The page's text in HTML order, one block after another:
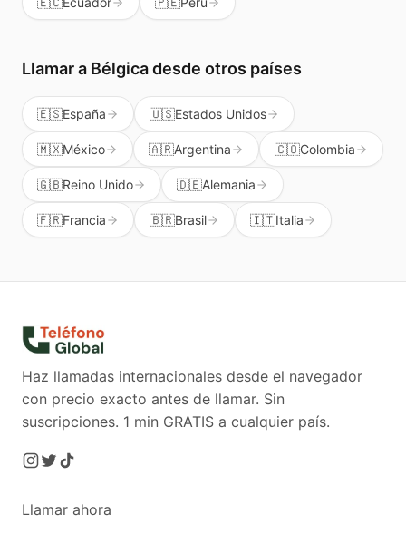
Llamar a Bélgicadesde otros países
🇪🇸España 🇺🇸Estados Unidos
🇲🇽México 🇦🇷Argentina 🇨🇴Colombia
🇬🇧Reino Unido 🇩🇪Alemania
🇫🇷Francia 🇧🇷Brasil 🇮🇹Italia
Haz llamadas internacionales desde el navegador
con precio exacto antes de llamar. Sin
suscripciones. 1 min GRATIS a cualquier país.
Llamar ahora